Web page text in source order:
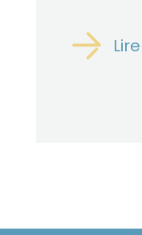
Lire